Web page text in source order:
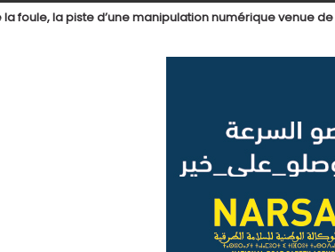
manipulation numérique venue de l’étranger ?